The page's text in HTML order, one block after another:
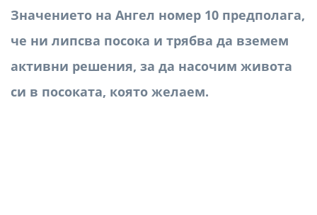
Значението на Ангел номер 10 предполага,
че ни липсва посока и трябва да вземем
активни решения, за да насочим живота
си в посоката, която желаем.